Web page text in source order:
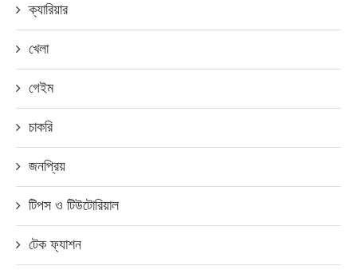
ক্যারিয়ার
খেলা
গেইম
চাকরি
জনপ্রিয়
টিপস ও টিউটোরিয়াল
টেক ফ্যাশন